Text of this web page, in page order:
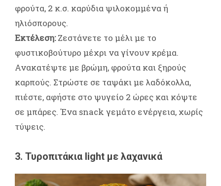
φρούτα, 2 κ.σ. καρύδια ψιλοκομμένα ή
ηλιόσπορους.
Εκτέλεση:Ζεστάνετε το μέλι με το
φυστικοβούτυρο μέχρι να γίνουν κρέμα.
Ανακατέψτε με βρώμη, φρούτα και ξηρούς
καρπούς. Στρώστε σε ταψάκι με λαδόκολλα,
πιέστε, αφήστε στο ψυγείο 2 ώρες και κόψτε
σε μπάρες. Ένα snack γεμάτο ενέργεια, χωρίς
τύψεις.
3. Τυροπιτάκια light με λαχανικά